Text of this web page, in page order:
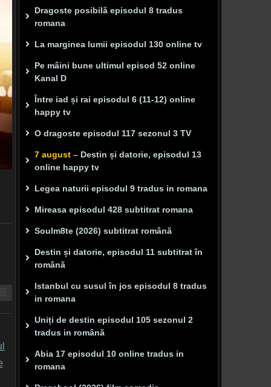
Dragoste posibilă episodul 8 tradus
romana
La marginea lumii episodul 130 online tv
Pe mâini bune ultimul episod 52 online
Kanal D
Între iad și rai episodul 6 (11-12) online
happy tv
O dragoste episodul 117 sezonul 3 TV
7 august – Destin și datorie, episodul 13
online happy tv
Legea naturii episodul 9 tradus in romana
Mireasa episodul 428 subtitrat romana
Soulm8te (2026) subtitrat română
Destin și datorie, episodul 11 subtitrat în
română
Istanbul cu susul în jos episodul 8 tradus
in romana
Uniți de destin episodul 105 sezonul 2
tradus in română
Abia 17 episodul 10 online tradus in
romana